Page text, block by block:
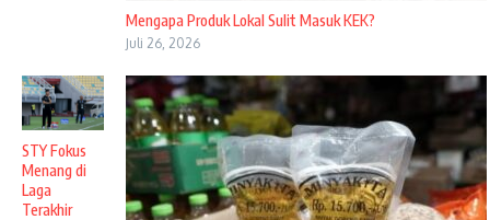
Mengapa Produk Lokal Sulit Masuk KEK?
Juli 26, 2026
STY Fokus
Menang di
Laga
Terakhir